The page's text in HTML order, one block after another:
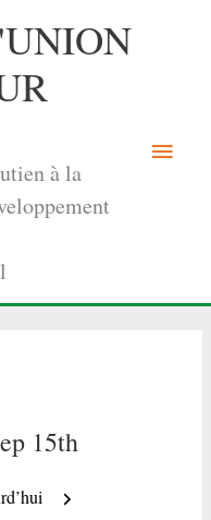
à la
Menu
15th
Suivant